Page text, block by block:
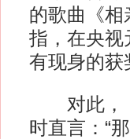
的歌曲《相
指，在央视
有现身的获
对此，《
时直言：“